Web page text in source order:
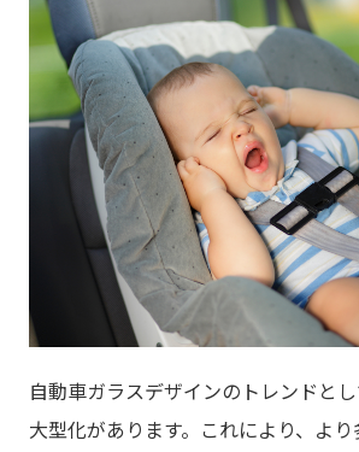
自動車ガラスデザインのトレンドと
大型化があります。これにより、よ